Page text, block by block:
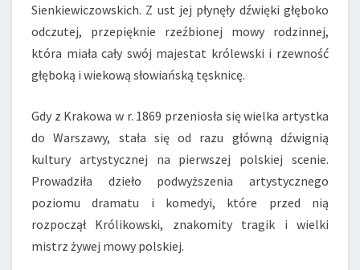
Sienkiewiczowskich. Z ust jej płynęły dźwięki głęboko
odczutej, przepięknie rzeźbionej mowy rodzinnej,
która miała cały swój majestat królewski i rzewność
głęboką i wiekową słowiańską tęsknicę.
Gdy z Krakowa w r. 1869 przeniosła się wielka artystka
do Warszawy, stała się od razu główną dźwignią
kultury artystycznej na pierwszej polskiej scenie.
Prowadziła dzieło podwyższenia artystycznego
poziomu dramatu i komedyi, które przed nią
rozpoczął Królikowski, znakomity tragik i wielki
mistrz żywej mowy polskiej.